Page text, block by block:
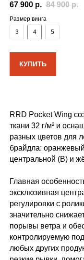
67 900 р. 84 900 р.
Размер винга
3
4 5
КУПИТЬ
RRD Pocket Wing
ткани 32 г/м² и
разных цветов для
брайдла:
центральной (B) и
Главная
эксклюзивная
регулировки с
значительно
порывы ветра и
контролируемую
любых других